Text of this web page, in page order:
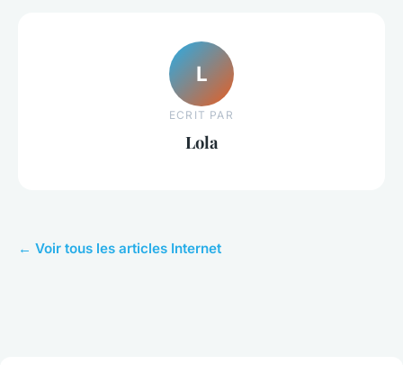
L
ECRIT PAR
Lola
← Voir tous les articles Internet